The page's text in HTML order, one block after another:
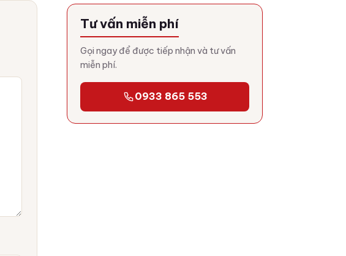
Tư vấn miễn phí
Gọi ngay để được tiếp nhận và tư vấn
miễn phí.
0933 865 553